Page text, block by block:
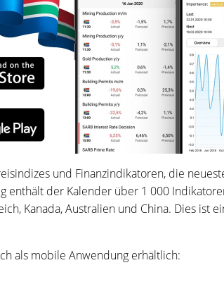
und Finanzindikatoren, die
enthält der Kalender über 1 000
Kanada, Australien und China. Dies ist
als mobile Anwendung erhältlich: